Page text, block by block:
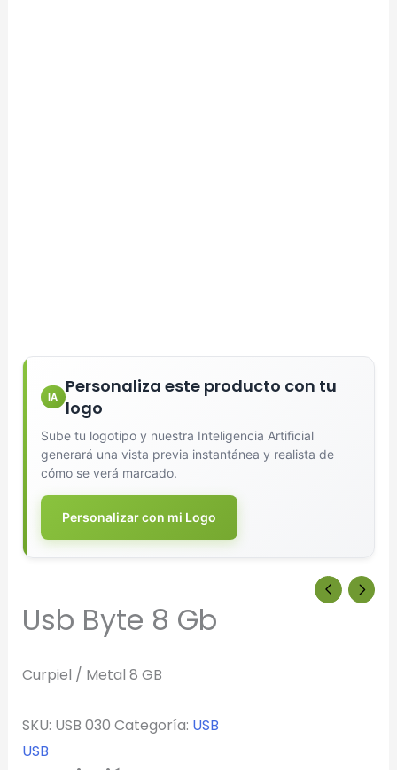
IA
Personaliza este producto con tu
logo
Sube tu logotipo y nuestra Inteligencia Artificial
generará una vista previa instantánea y realista de
cómo se verá marcado.
Personalizar con mi Logo
con IA ×
o haz clic para explorar tus archivos
Formatos: PNG, JPG, SVG (Max. 5MB). Se recomienda fondo
Usb Byte 8 Gb
Curpiel / Metal 8 GB
SKU: USB 030 Categoría: USB
USB